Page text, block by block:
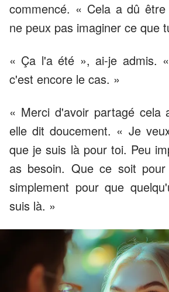
commencé. « Cela a dû
ne peux pas imaginer ce que
« Ça l'a été », ai-je admis.
c'est encore le cas. »
« Merci d'avoir partagé cela
elle dit doucement. « Je
que je suis là pour toi. Peu
as besoin. Que ce soit
simplement pour que
suis là. »